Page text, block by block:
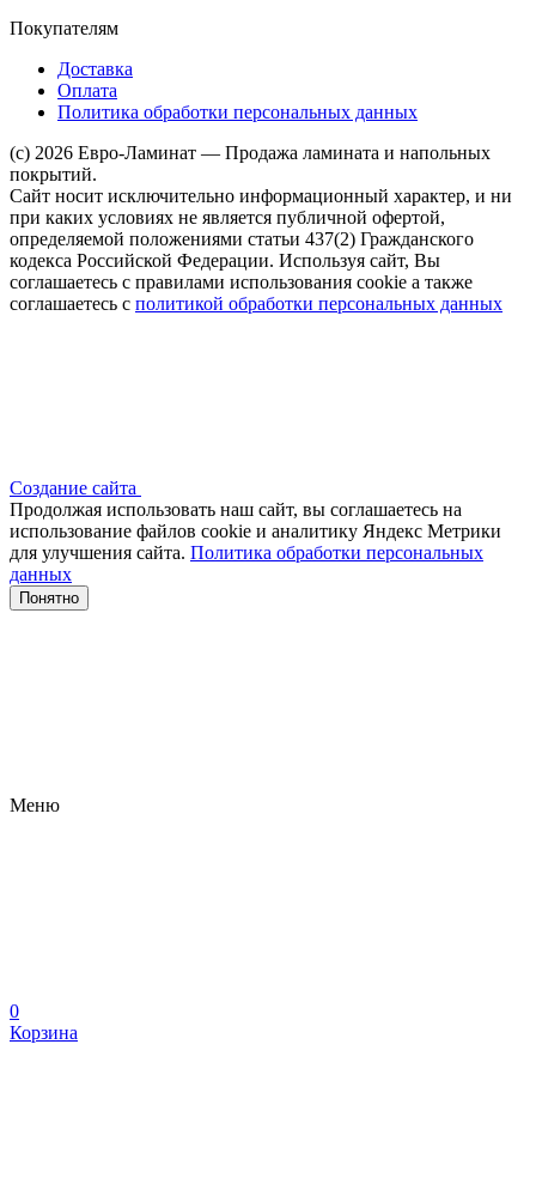
Покупателям
Доставка
Оплата
Политика обработки персональных данных
(c) 2026 Евро-Ламинат — Продажа ламината и напольных
покрытий.
Сайт носит исключительно информационный характер, и ни
при каких условиях не является публичной офертой,
определяемой положениями статьи 437(2) Гражданского
кодекса Российской Федерации. Используя сайт, Вы
соглашаетесь с правилами использования cookie а также
соглашаетесь с политикой обработки персональных данных
Создание сайта
Продолжая использовать наш сайт, вы соглашаетесь на
использование файлов сооkіе и аналитику Яндекс Метрики
для улучшения сайта. Политика обработки персональных
данных
Понятно
Меню
0
Корзина